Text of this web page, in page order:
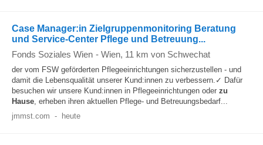
Case Manager:in Zielgruppenmonitoring Beratung
und Service-Center Pflege und Betreuung...
Fonds Soziales Wien - Wien, 11 km von Schwechat
der vom FSW geförderten Pflegeeinrichtungen sicherzustellen - und
damit die Lebensqualität unserer Kund:innen zu verbessern.✓ Dafür
besuchen wir unsere Kund:innen in Pflegeeinrichtungen oder zu
Hause, erheben ihren aktuellen Pflege- und Betreuungsbedarf...
jmmst.com - heute